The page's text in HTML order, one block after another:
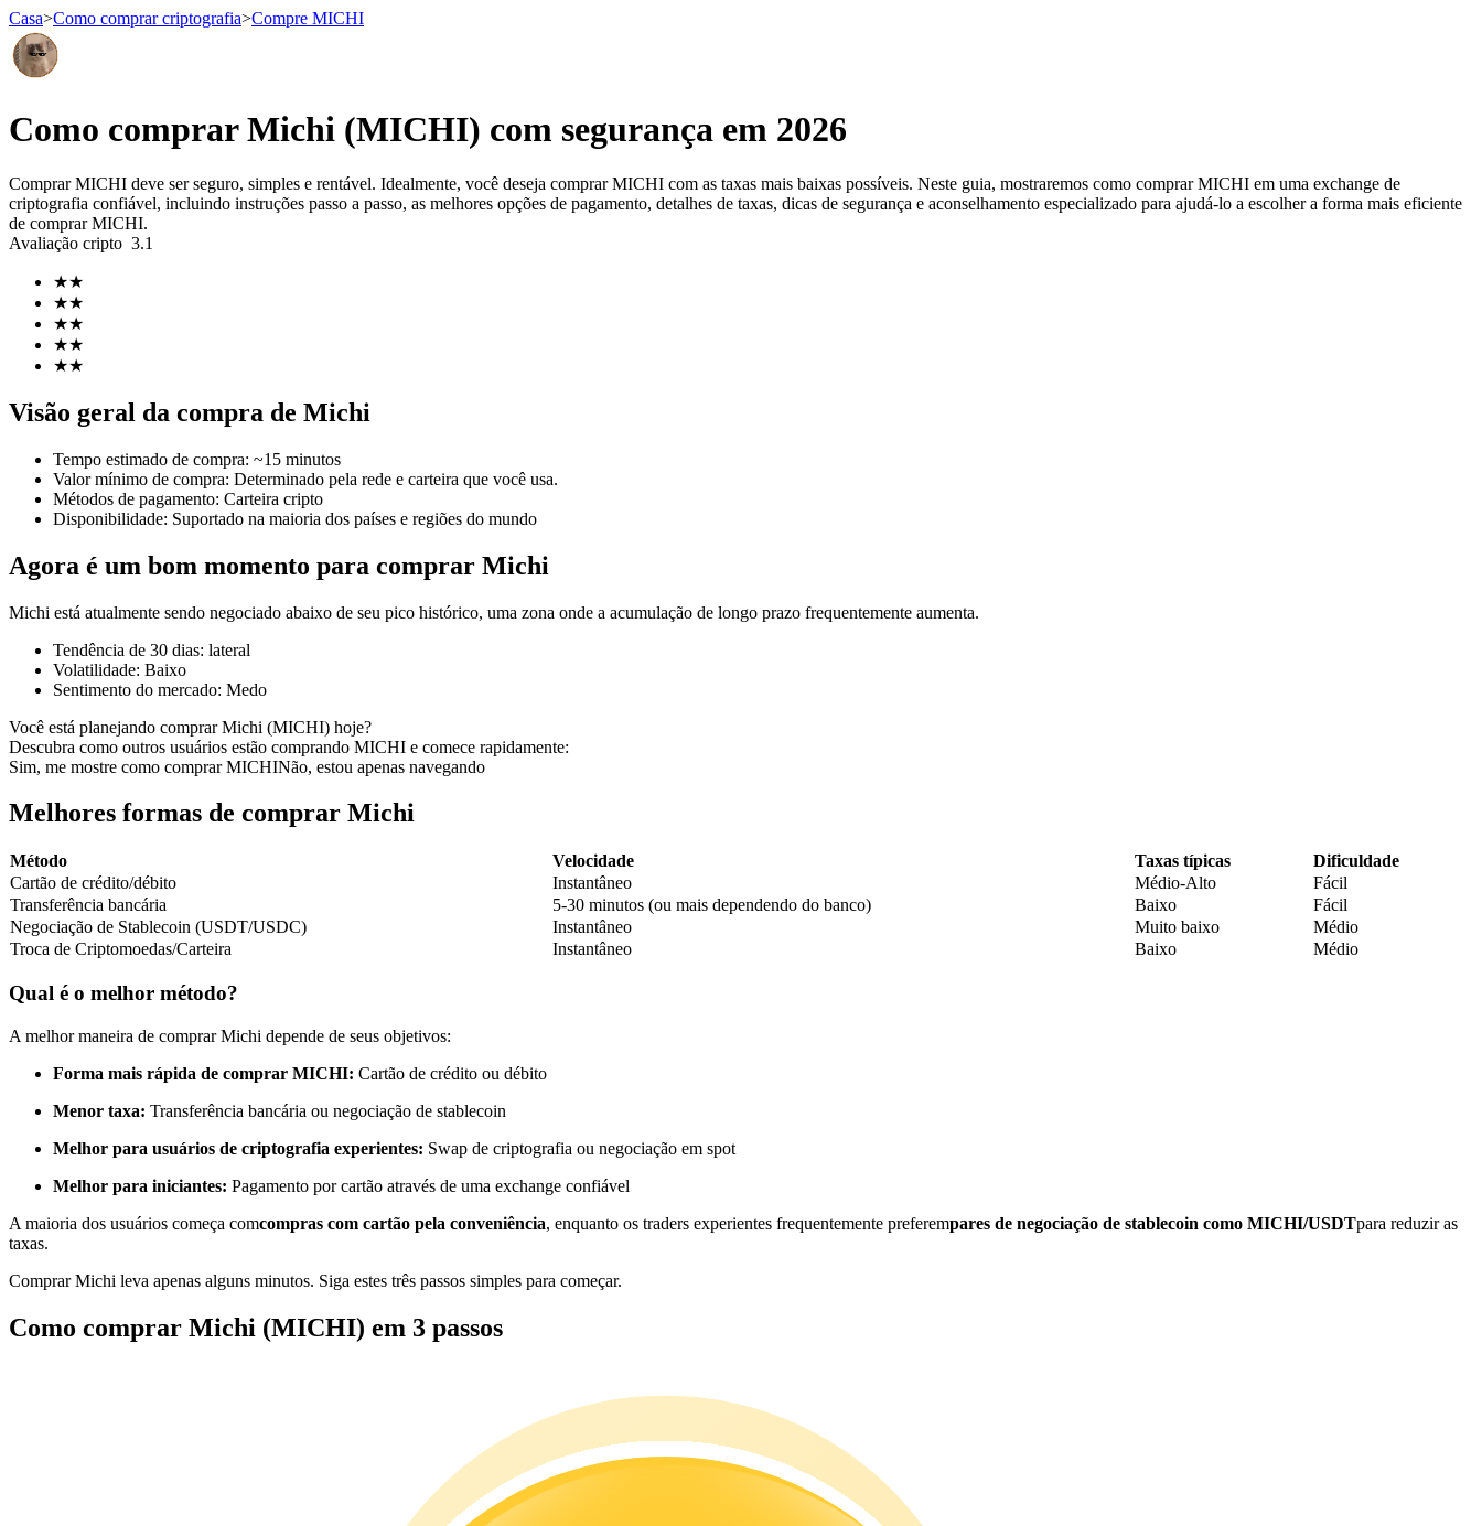
Futuros de USDT
Futuros usando USDT como garantia
Derivativos de ações, câmbio, metais preciosos e commodities
Junte-se aos principais traders
Casa>Como comprar criptografia>Compre MICHI
Como comprar Michi (MICHI) com segurança em 2026
Comprar MICHI deve ser seguro, simples e rentável. Idealmente, você deseja comprar MICHI com as taxas mais baixas possíveis. Neste guia, mostraremos como comprar MICHI em uma exchange de
criptografia confiável, incluindo instruções passo a passo, as melhores opções de pagamento, detalhes de taxas, dicas de segurança e aconselhamento especializado para ajudá-lo a escolher a forma mais eficiente
de comprar MICHI.
Avaliação cripto 3.1
★★
★★
★★
★★
★★
Visão geral da compra de Michi
Tempo estimado de compra: ~15 minutos
Valor mínimo de compra: Determinado pela rede e carteira que você usa.
Métodos de pagamento: Carteira cripto
Disponibilidade: Suportado na maioria dos países e regiões do mundo
Agora é um bom momento para comprar Michi
Michi está atualmente sendo negociado abaixo de seu pico histórico, uma zona onde a acumulação de longo prazo frequentemente aumenta.
Tendência de 30 dias: lateral
Volatilidade: Baixo
Sentimento do mercado: Medo
Você está planejando comprar Michi (MICHI) hoje?
Descubra como outros usuários estão comprando MICHI e comece rapidamente:
Sim, me mostre como comprar MICHINão, estou apenas navegando
Melhores formas de comprar Michi
Método Velocidade Taxas típicas
Dificuldade
Cartão de crédito/débito
Instantâneo Médio-Alto
Fácil
Transferência bancária
5-30 minutos (ou mais dependendo do banco) Baixo
Fácil
Negociação de Stablecoin (USDT/USDC)
Instantâneo Muito baixo
Médio
Troca de Criptomoedas/Carteira
Instantâneo Baixo Médio
Qual é o melhor método?
A melhor maneira de comprar Michi depende de seus objetivos:
Forma mais rápida de comprar MICHI: Cartão de crédito ou débito
Menor taxa: Transferência bancária ou negociação de stablecoin
Melhor para usuários de criptografia experientes: Swap de criptografia ou negociação em spot
Melhor para iniciantes: Pagamento por cartão através de uma exchange confiável
A maioria dos usuários começa comcompras com cartão pela conveniência, enquanto os traders experientes frequentemente preferempares de negociação de stablecoin como MICHI/USDTpara reduzir as
taxas.
Comprar Michi leva apenas alguns minutos. Siga estes três passos simples para começar.
Como comprar Michi (MICHI) em 3 passos